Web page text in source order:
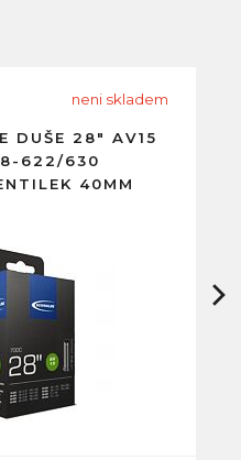
neni skladem
DUŠE 28" AV15
622/630
40MM